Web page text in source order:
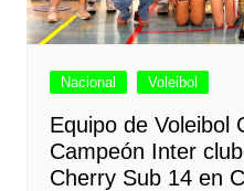
Nacional Voleibol
Equipo de Voleibol
Campeón Inter
Cherry Sub 14 en